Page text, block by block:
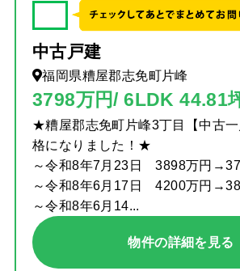
中古戸建
福岡県糟屋郡志免町片峰
3798万円/ 6LDK 44.81
★糟屋郡志免町片峰3丁目【中古
格になりました！★
～令和8年7月23日 3898万円
～令和8年6月17日 4200万円
～令和8年6月14...
物件の詳細を見る